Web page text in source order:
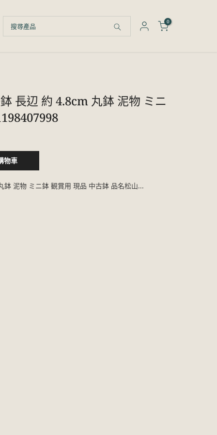
0
長辺 約 4.8cm 丸鉢 泥物 ミニ
物車
泥物 ミニ鉢 観賞用 現品 中古鉢 品名松山...